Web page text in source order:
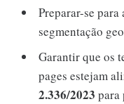
Preparar-se para
segmentação
Garantir que os
pages estejam
2.336/2023 para